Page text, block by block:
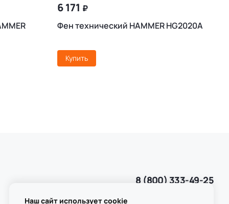
6 171 ₽
Фен технический HAMMER HG2020A
Купить
8 (800) 333-49-25
Наш сайт использует cookie